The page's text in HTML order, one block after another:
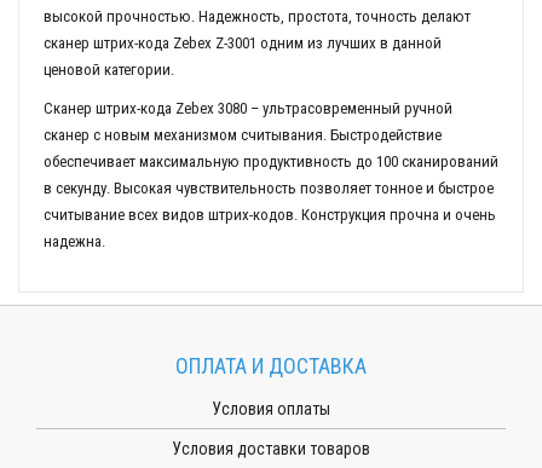
высокой прочностью. Надежность, простота, точность делают
сканер штрих-кода Zebex Z-3001 одним из лучших в данной
ценовой категории.
Сканер штрих-кода Zebex 3080 – ультрасовременный ручной
сканер с новым механизмом считывания. Быстродействие
обеспечивает максимальную продуктивность до 100 сканирований
в секунду. Высокая чувствительность позволяет тонное и быстрое
считывание всех видов штрих-кодов. Конструкция прочна и очень
надежна.
ОПЛАТА И ДОСТАВКА
Условия оплаты
Условия доставки товаров